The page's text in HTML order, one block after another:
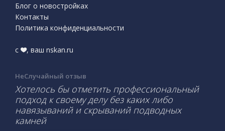
Блог о новостройках
Контакты
Политика конфиденциальности
с , ваш nskan.ru
НеСлучайный отзыв
Хотелось бы отметить профессиональный
подход к своему делу без каких либо
навязываний и скрываний подводных
камней